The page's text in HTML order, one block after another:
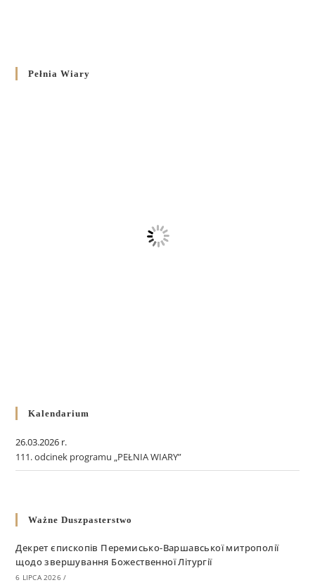
Pełnia Wiary
Kalendarium
26.03.2026 r.
111. odcinek programu „PEŁNIA WIARY”
Ważne Duszpasterstwo
Декрет єпископів Перемисько-Варшавської митрополії
щодо звершування Божественної Літургії
6 LIPCA 2026 /